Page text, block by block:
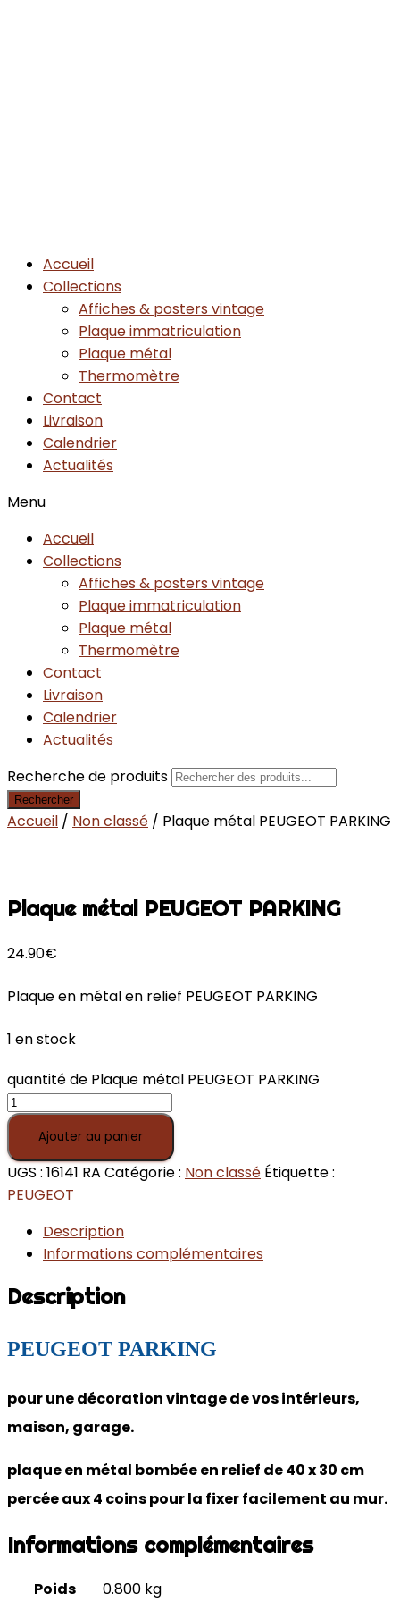
Accueil
Collections
Affiches & posters vintage
Plaque immatriculation
Plaque métal
Thermomètre
Contact
Livraison
Calendrier
Actualités
Menu
Accueil
Collections
Affiches & posters vintage
Plaque immatriculation
Plaque métal
Thermomètre
Contact
Livraison
Calendrier
Actualités
Recherche de produits
Rechercher
Accueil / Non classé / Plaque métal PEUGEOT PARKING
Plaque métal PEUGEOT PARKING
24.90€
Plaque en métal en relief PEUGEOT PARKING
1 en stock
quantité de Plaque métal PEUGEOT PARKING
Ajouter au panier
UGS : 16141 RA Catégorie : Non classé Étiquette :
PEUGEOT
Description
Informations complémentaires
Description
PEUGEOT PARKING
pour une décoration vintage de vos intérieurs,
maison, garage.
plaque en métal bombée en relief de 40 x 30 cm
percée aux 4 coins pour la fixer facilement au mur.
Informations complémentaires
Poids 0.800 kg